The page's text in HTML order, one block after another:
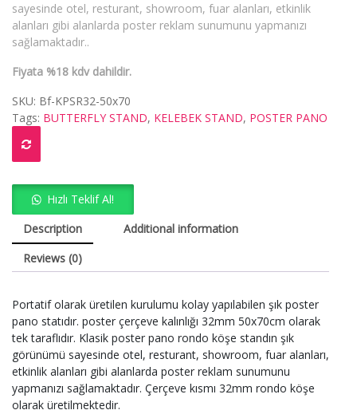
sayesinde otel, resturant, showroom, fuar alanları, etkinlik
alanları gibi alanlarda poster reklam sunumunu yapmanızı
sağlamaktadır..
Fiyata %18 kdv dahildir.
SKU: Bf-KPSR32-50x70
Tags: BUTTERFLY STAND, KELEBEK STAND, POSTER PANO
Hızlı Teklif Al!
Description
Additional information
Reviews (0)
Portatif olarak üretilen kurulumu kolay yapılabilen şık poster
pano statıdır. poster çerçeve kalınlığı 32mm 50x70cm olarak
tek taraflıdır. Klasik poster pano rondo köşe standın şık
görünümü sayesinde otel, resturant, showroom, fuar alanları,
etkinlik alanları gibi alanlarda poster reklam sunumunu
yapmanızı sağlamaktadır. Çerçeve kısmı 32mm rondo köşe
olarak üretilmektedir.